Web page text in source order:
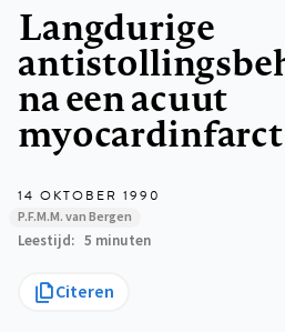
Langdurige
na een acuut
myocardinfarct
14 OKTOBER 1990
P.F.M.M. van Bergen
Leestijd 5 minuten
Citeren